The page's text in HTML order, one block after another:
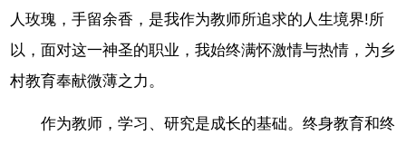
人玫瑰，手留余香，是我作为教师所追求的人生境界!所
以，面对这一神圣的职业，我始终满怀激情与热情，为乡
村教育奉献微薄之力。
作为教师，学习、研究是成长的基础。终身教育和终